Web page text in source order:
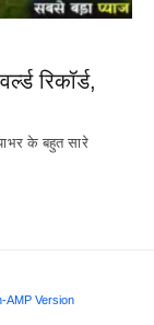
रिकॉर्ड,
के बहुत सारे
AMP Version